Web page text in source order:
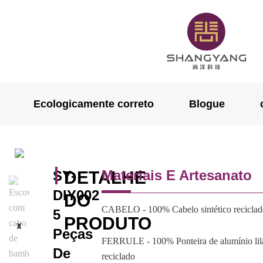
Ecologicamente correto Blogue
SY-
DIY002
5
Peças
De
DETALHE
DO
PRODUTO
Materiais E Artesanato
CABELO - 100% Cabelo sintético
FERRULE - 100% Ponteira de alumínio
reciclado